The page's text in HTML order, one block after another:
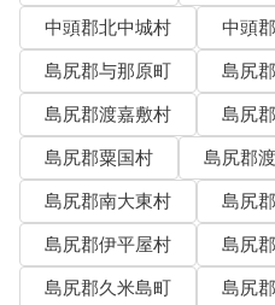
中頭郡北中城村
中頭
島尻郡与那原町
島尻
島尻郡渡嘉敷村
島尻
島尻郡粟国村
島尻郡
島尻郡南大東村
島尻
島尻郡伊平屋村
島尻
島尻郡久米島町
島尻